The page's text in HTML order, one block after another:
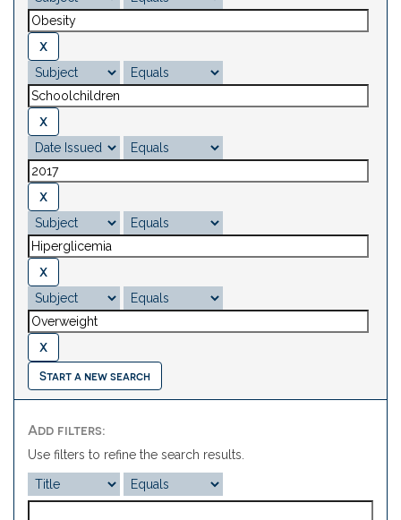
Start a new search
Add filters:
Use filters to refine the search results.